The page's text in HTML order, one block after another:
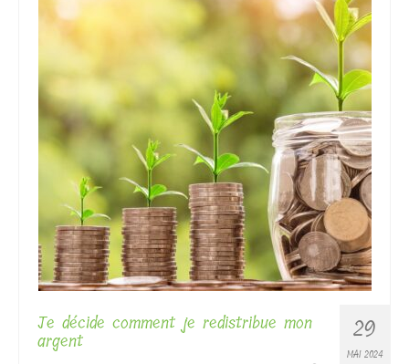
29
MAI 2024
Je décide comment je redistribue mon
argent